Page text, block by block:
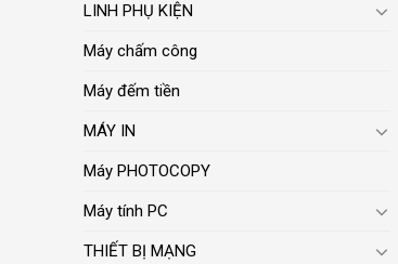
LINH PHỤ KIỆN
Máy chấm công
Máy đếm tiền
MÁY IN
Máy PHOTOCOPY
Máy tính PC
THIẾT BỊ MẠNG